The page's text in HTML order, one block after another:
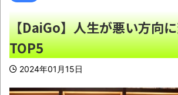
【動画】大分の海岸沿いに
線」は…天気が荒れると地獄と
世の中に「貯金ほぼ0」の
るってのが理解出来ないんやが
08/09NEWS!! 及川光博56
【DaiGo】人生が悪い方向
TOP5
2024年01月15日